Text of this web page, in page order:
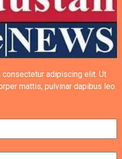
adipiscing elit. Ut
mattis, pulvinar dapibus leo.